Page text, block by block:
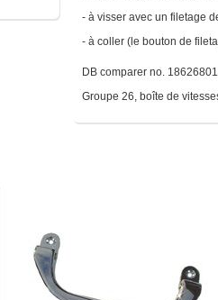
- à visser avec un filetage
- à coller (le bouton de
DB comparer no.
Groupe 26, boîte de